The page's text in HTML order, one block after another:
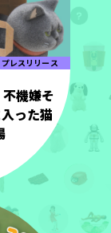
プレスリリース
機嫌そ
った猫